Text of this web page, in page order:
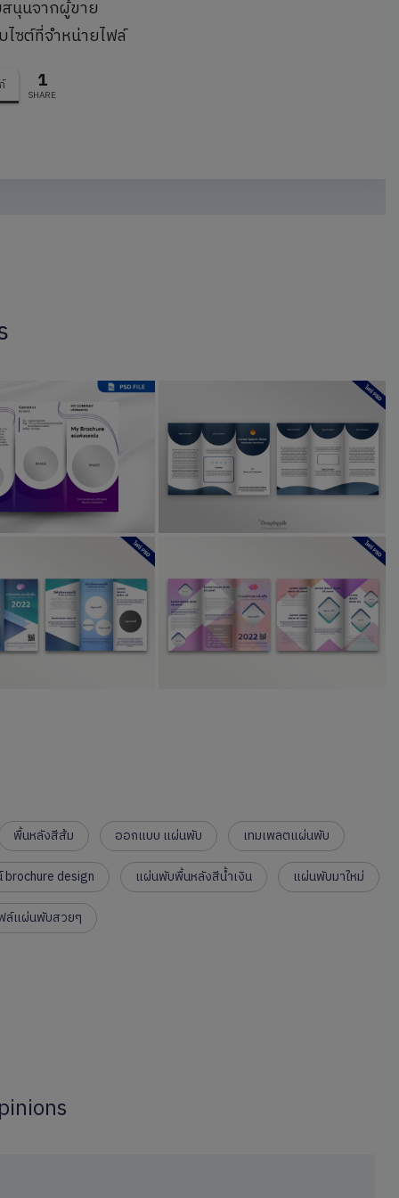
นุนจากผู้ขาย
ไซต์ที่จำหน่ายไฟล์
1
SHARE
พื้นหลังสีส้ม ออกแบบ แผ่นพับ
เทมเพลตแผ่นพับ
design แผ่นพับพื้นหลังสีน้ำเงิน
แผ่นพับมาใหม่
ล์แผ่นพับสวยๆ